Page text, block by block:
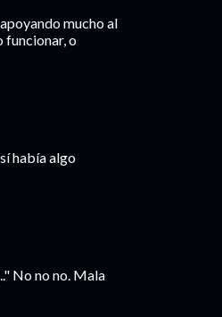
mucho al
funcionar, o
había algo
No no no. Mala